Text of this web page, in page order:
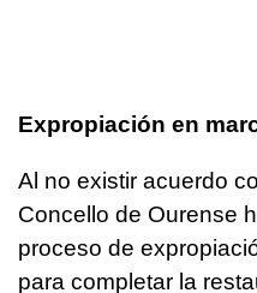
Expropiación en
Al no existir acuerdo
Concello de Ourense
proceso de
para completar la